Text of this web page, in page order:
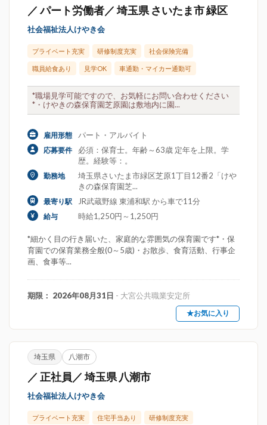
／ パート労働者／ 埼玉県 さいたま市 緑区
社会福祉法人けやき会
プライベート充実 研修制度充実 社会保険完備
職員給食あり 見学OK 車通勤・マイカー通勤可
*職場見学可能ですので、お気軽にお問い合わせください
*・けやきの森保育園芝原園は敷地内に園...
雇用形態 パート・アルバイト
応募要件
必須：保育士。年齢～63歳 定年を上限。学
歴。経験等：。
勤務地
埼玉県さいたま市緑区芝原1丁目12番2「けや
きの森保育園芝...
最寄り駅 JR武蔵野線 東浦和駅 から車で11分
給与 時給1,250円～1,250円
*細かく目の行き届いた、家庭的な雰囲気の保育園です*・保
育園での保育業務全般(0～5歳)・お散歩、食育活動、行事企
画、食事等...
期限： 2026年08月31日 - 大宮公共職業安定所
★お気に入り
埼玉県 八潮市
／ 正社員／ 埼玉県 八潮市
社会福祉法人けやき会
プライベート充実 住宅手当あり 研修制度充実